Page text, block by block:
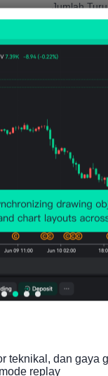
Jumlah
Volatilitas: 2Points
teknikal, dan gaya
replay